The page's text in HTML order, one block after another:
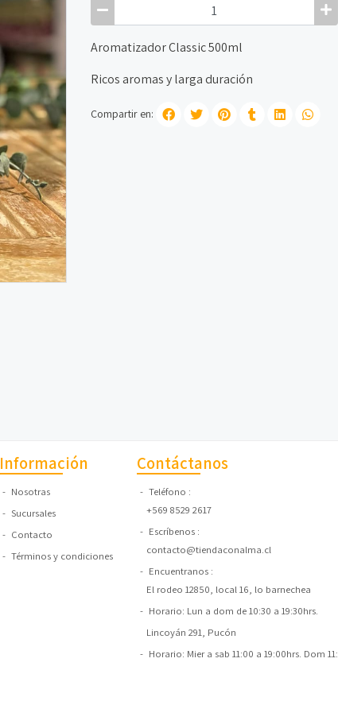
Aromatizador Classic 500ml
Ricos aromas y larga duración
Compartir en:
Información
Nosotras
Sucursales
Contacto
Términos y condiciones
Contáctanos
Teléfono
+569 8529 2617
Escríbenos
contacto@tiendaconalma.cl
Encuentranos
El rodeo 12850, local 16, lo barnechea
Horario: Lun a dom de 10:30 a 19:30hrs.
Lincoyán 291, Pucón
Horario: Mier a sab 11:00 a 19:00hrs. Dom